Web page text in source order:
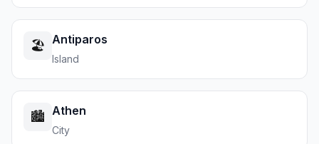
🏖️ Antiparos
Island
🏙️ Athen
City